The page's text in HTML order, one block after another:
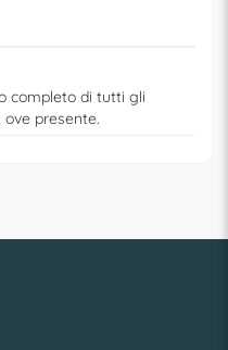
completo di tutti gli
presente.